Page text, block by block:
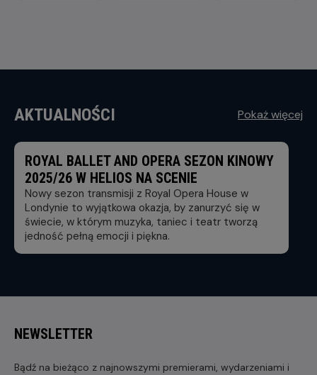
AKTUALNOŚCI Pokaż więcej
ROYAL BALLET AND OPERA SEZON KINOWY
2025/26 W HELIOS NA SCENIE
Nowy sezon transmisji z Royal Opera House w
Londynie to wyjątkowa okazja, by zanurzyć się w
świecie, w którym muzyka, taniec i teatr tworzą
jedność pełną emocji i piękna.
NEWSLETTER
Bądź na bieżąco z najnowszymi premierami, wydarzeniami i